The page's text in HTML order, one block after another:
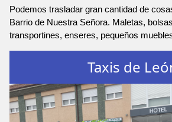
Podemos trasladar gran cantidad de
Barrio de Nuestra Señora. Maletas,
transportines, enseres, pequeños
Taxis de